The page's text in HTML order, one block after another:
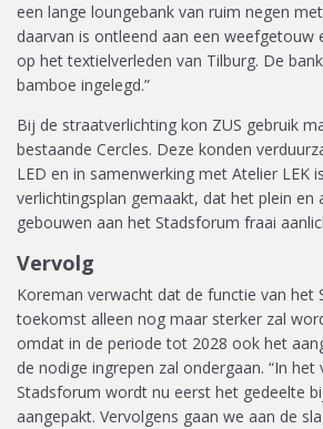
een lange loungebank van ruim negen
daarvan is ontleend aan een weefgetouw
op het textielverleden van Tilburg. De
bamboe ingelegd.”
Bij de straatverlichting kon ZUS gebruik
bestaande Cercles. Deze konden
LED en in samenwerking met Atelier LEK
verlichtingsplan gemaakt, dat het plein en
gebouwen aan het Stadsforum fraai
Vervolg
Koreman verwacht dat de functie van het
toekomst alleen nog maar sterker zal
omdat in de periode tot 2028 ook het
de nodige ingrepen zal ondergaan. “In het
Stadsforum wordt nu eerst het gedeelte
aangepakt. Vervolgens gaan we aan de